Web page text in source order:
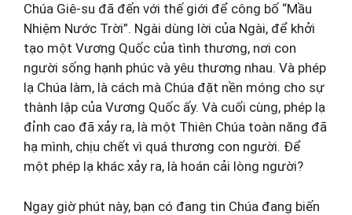
Chúa Giê-su đã đến với thế giới để công bố “Mầu
Nhiệm Nước Trời”. Ngài dùng lời của Ngài, để khởi
tạo một Vương Quốc của tình thương, nơi con
người sống hạnh phúc và yêu thương nhau. Và phép
lạ Chúa làm, là cách mà Chúa đặt nền móng cho sự
thành lập của Vương Quốc ấy. Và cuối cùng, phép lạ
đỉnh cao đã xảy ra, là một Thiên Chúa toàn năng đã
hạ mình, chịu chết vì quá thương con người. Để
một phép lạ khác xảy ra, là hoán cải lòng người?
Ngay giờ phút này, bạn có đang tin Chúa đang biến